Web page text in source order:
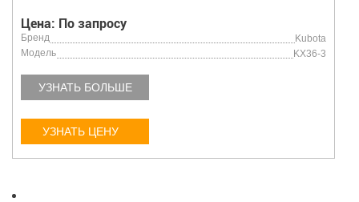
Цена: По запросу
Бренд
Kubota
Модель
KX36-3
УЗНАТЬ БОЛЬШЕ
УЗНАТЬ ЦЕНУ